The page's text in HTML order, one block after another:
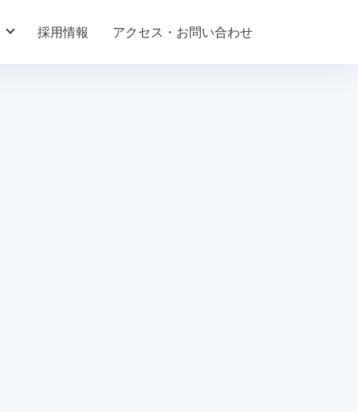
採用情報 アクセス・お問い合わせ